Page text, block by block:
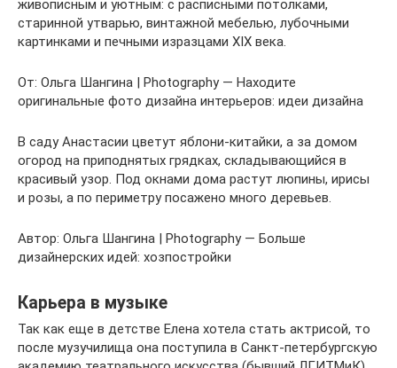
живописным и уютным: с расписными потолками,
старинной утварью, винтажной мебелью, лубочными
картинками и печными изразцами XIX века.
От: Ольга Шангина | Photography — Находите
оригинальные фото дизайна интерьеров: идеи дизайна
В саду Анастасии цветут яблони-китайки, а за домом
огород на приподнятых грядках, складывающийся в
красивый узор. Под окнами дома растут люпины, ирисы
и розы, а по периметру посажено много деревьев.
Автор: Ольга Шангина | Photography — Больше
дизайнерских идей: хозпостройки
Карьера в музыке
Так как еще в детстве Елена хотела стать актрисой, то
после музучилища она поступила в Санкт-петербургскую